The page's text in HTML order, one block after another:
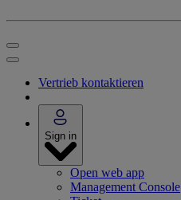
Vertrieb kontaktieren
Sign in
Open web app
Management Console